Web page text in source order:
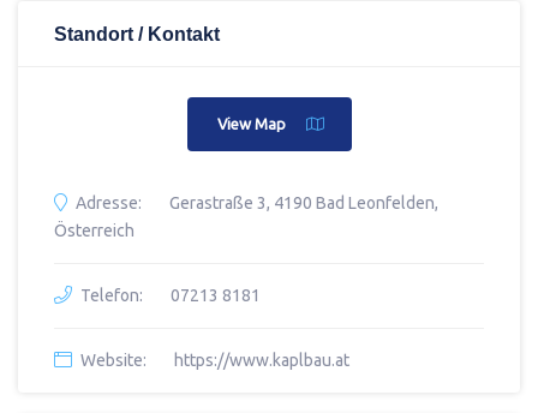
Standort / Kontakt
View Map
Adresse:
Gerastraße 3, 4190 Bad Leonfelden,
Österreich
Telefon: 07213 8181
Website: https://www.kaplbau.at